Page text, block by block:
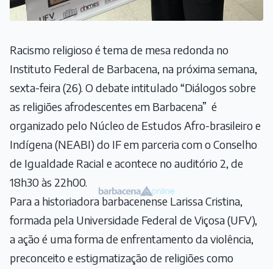
Racismo religioso é tema de mesa redonda no
Instituto Federal de Barbacena, na próxima semana,
sexta-feira (26). O debate intitulado “Diálogos sobre
as religiões afrodescentes em Barbacena” é
organizado pelo Núcleo de Estudos Afro-brasileiro e
Indígena (NEABI) do IF em parceria com o Conselho
de Igualdade Racial e acontece no auditório 2, de
18h30 às 22h00.
Para a historiadora barbacenense Larissa Cristina,
formada pela Universidade Federal de Viçosa (UFV),
a ação é uma forma de enfrentamento da violência,
preconceito e estigmatização de religiões como